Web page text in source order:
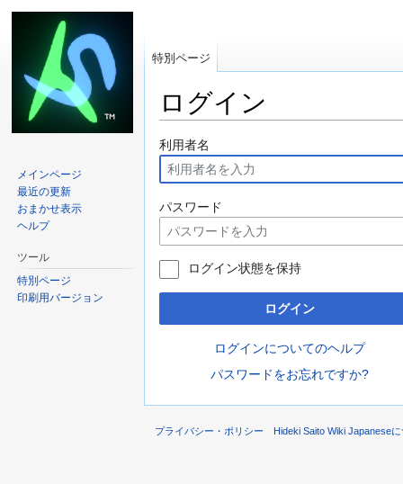
ログイン
利用者名
パスワード
ログイン状態を保持
ログイン
ログインについてのヘルプ
パスワードをお忘れですか?
特別ページ
メインページ
最近の更新
おまかせ表示
ヘルプ
ツール
特別ページ
印刷用バージョン
プライバシー・ポリシー Hideki Saito Wiki Japanese